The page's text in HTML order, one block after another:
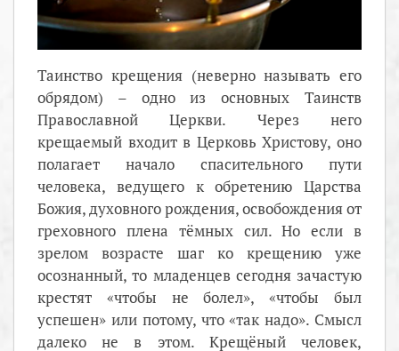
Таинство крещения (неверно называть его
обрядом) – одно из основных Таинств
Православной Церкви. Через него
крещаемый входит в Церковь Христову, оно
полагает начало спасительного пути
человека, ведущего к обретению Царства
Божия, духовного рождения, освобождения от
греховного плена тёмных сил. Но если в
зрелом возрасте шаг ко крещению уже
осознанный, то младенцев сегодня зачастую
крестят «чтобы не болел», «чтобы был
успешен» или потому, что «так надо». Смысл
далеко не в этом. Крещёный человек,